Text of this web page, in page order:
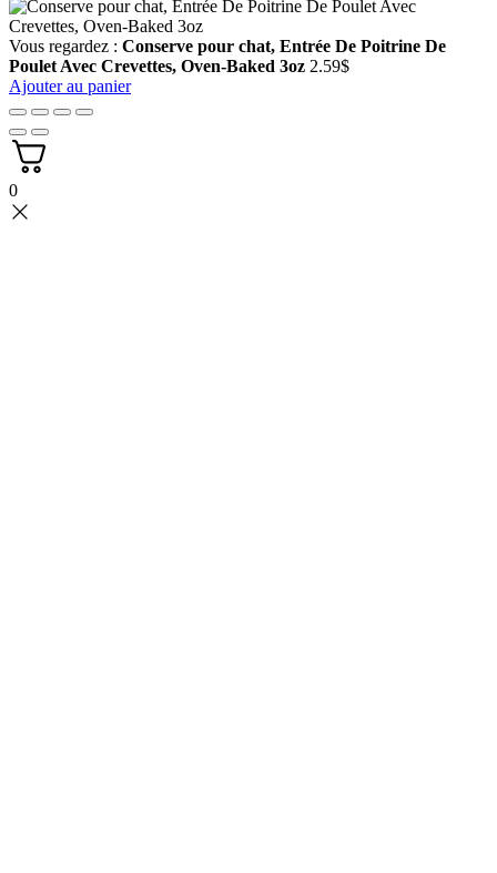
Vous regardez : Conserve pour chat, Entrée De Poitrine De
Poulet Avec Crevettes, Oven-Baked 3oz 2.59$
Ajouter au panier
0